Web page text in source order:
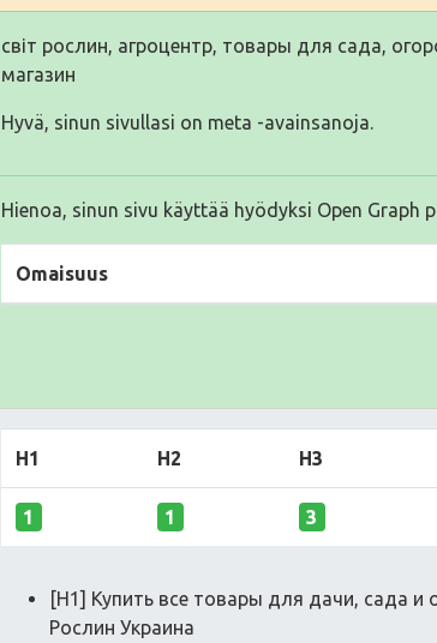
світ рослин, агроцентр, товары для сада,
магазин
Hyvä, sinun sivullasi on meta -avainsanoja.
Hienoa, sinun sivu käyttää hyödyksi Open Graph
Omaisuus
H1 H2 H3
1 1 3
[H1] Купить все товары для дачи, сада и
Рослин Украина